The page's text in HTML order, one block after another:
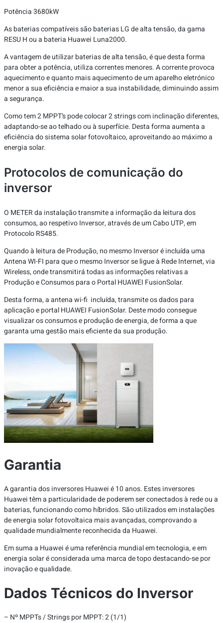
Potência 3680kW
As baterias compatíveis são baterias LG de alta tensão, da gama
RESU H ou a bateria Huawei Luna2000.
A vantagem de utilizar baterias de alta tensão, é que desta forma
para obter a potência, utiliza correntes menores. A corrente provoca
aquecimento e quanto mais aquecimento de um aparelho eletrónico
menor a sua eficiência e maior a sua instabilidade, diminuindo assim
a segurança.
Como tem 2 MPPT’s pode colocar 2 strings com inclinação diferentes,
adaptando-se ao telhado ou à superfície. Desta forma aumenta a
eficiência do sistema solar fotovoltaico, aproveitando ao máximo a
energia solar.
Protocolos de comunicação do
inversor
O METER da instalação transmite a informação da leitura dos
consumos, ao respetivo Inversor, através de um Cabo UTP, em
Protocolo RS485.
Quando à leitura de Produção, no mesmo Inversor é incluída uma
Antena WI-FI para que o mesmo Inversor se ligue à Rede Internet, via
Wireless, onde transmitirá todas as informações relativas a
Produção e Consumos para o Portal HUAWEI FusionSolar.
Desta forma, a antena wi-fi incluída, transmite os dados para
aplicação e portal HUAWEI FusionSolar. Deste modo consegue
visualizar os consumos e produção de energia, de forma a que
garanta uma gestão mais eficiente da sua produção.
Garantia
A garantia dos inversores Huawei é 10 anos. Estes inversores
Huawei têm a particularidade de poderem ser conectados à rede ou a
baterias, funcionando como híbridos. São utilizados em instalações
de energia solar fotovoltaica mais avançadas, comprovando a
qualidade mundialmente reconhecida da Huawei.
Em suma a Huawei é uma referência mundial em tecnologia, e em
energia solar é considerada uma marca de topo destacando-se por
inovação e qualidade.
Dados Técnicos do Inversor
– Nº MPPTs / Strings por MPPT: 2 (1/1)